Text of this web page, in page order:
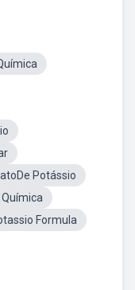
Potássio
Formula